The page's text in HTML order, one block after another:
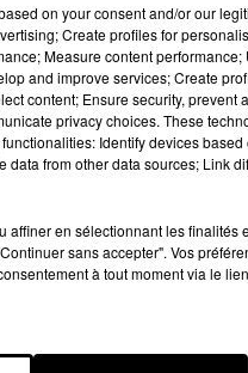
on your consent and/or our
Create profiles for
Measure content
and improve services; Create
content; Ensure security, prevent
privacy choices. These
Identify devices
from other data sources; Link
affiner en sélectionnant les finalités
sans accepter". Vos
à tout moment via le